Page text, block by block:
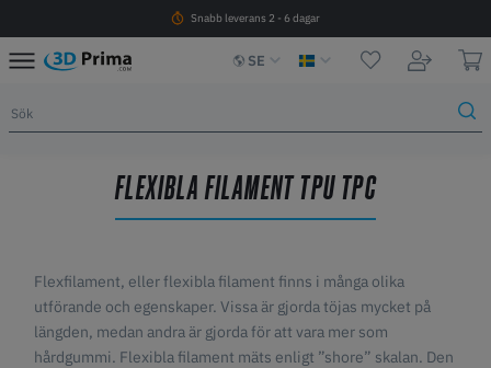
Snabb leverans 2 - 6 dagar
SE
FLEXIBLA FILAMENT TPU TPC
Flexfilament, eller flexibla filament finns i många olika
utförande och egenskaper. Vissa är gjorda töjas mycket på
längden, medan andra är gjorda för att vara mer som
hårdgummi. Flexibla filament mäts enligt ”shore” skalan. Den